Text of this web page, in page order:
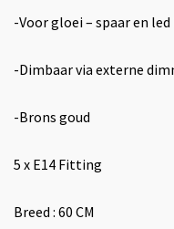
-Voor gloei – spaar en
-Dimbaar via externe
-Brons goud
5 x E14 Fitting
Breed : 60 CM